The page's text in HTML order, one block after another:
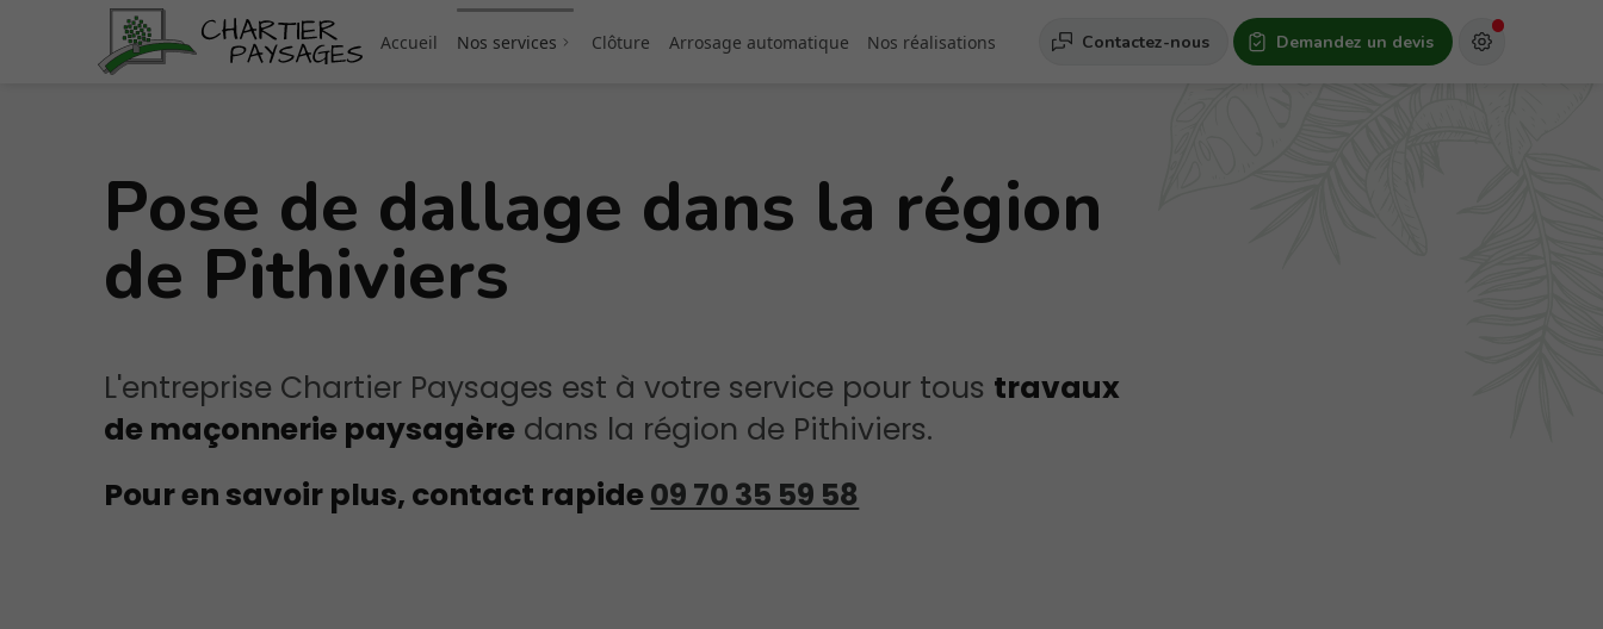
Accueil Nos services
Service à la personne
Clôture Arrosage automatique Nos réalisations Contactez-nous Demandez un devis
Pose de dallage dans la région
de Pithiviers
L'entreprise Chartier Paysages est à votre service pour tous travaux
de maçonnerie paysagère dans la région de Pithiviers.
Pour en savoir plus, contact rapide09 70 35 59 58